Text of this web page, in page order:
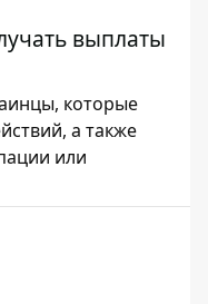
выплаты
которые
а также
или